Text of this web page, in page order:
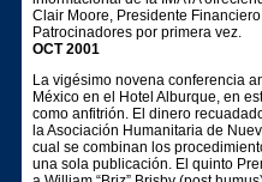
Clair Moore, Presidente
Patrocinadores por primera vez.
OCT 2001
La vigésimo novena conferencia
México en el Hotel Alburque, en
como anfitrión. El dinero
la Asociación Humanitaria de
cual se combinan los
una sola publicación. El quinto